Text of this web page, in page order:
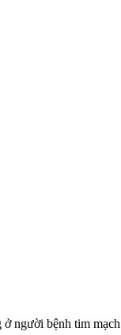
người bệnh tim mạch